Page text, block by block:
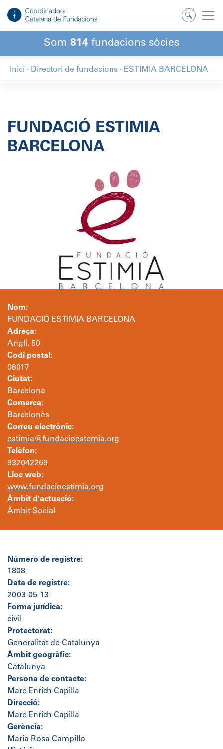
contingut
Som 814 fundacions sòcies
Inici · Directori de fundacions · ESTIMIA BARCELONA
FUNDACIÓ ESTIMIA
BARCELONA
Nom:
FUNDACIÓ ESTIMIA BARCELONA
Adreça:
Anglí, 50
Codi postal:
08017
Ciutat:
Barcelona
Comarca:
Barcelonès
Correu electrònic:
estimia@fundacioestemia.org
Telèfon:
932042269
Lloc web:
www.fundacioestimia.org
Àmbit d'actuació:
Àmbit Social
Número de registre:
1808
Data de registre:
2003-05-13
Forma jurídica:
civil
Protectorat:
Generalitat de Catalunya
Àmbit geogràfic:
Catalunya
Persona de contacte:
Marc Enrich Capilla
Direcció:
Marc Enrich Capilla
Gerència:
Maria Rosa Campillo